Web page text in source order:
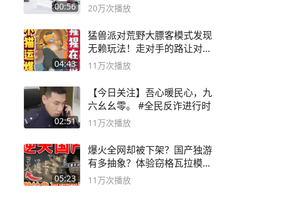
00:56 20万次播放
04:43
猛兽派对荒野大膘客模式发现
无赖玩法！走对手的路让对手
无路可走
11万次播放
02:51
【今日关注】吾心暖民心，九
六幺幺零。 #全民反诈进行时
11万次播放
05:23
爆火全网却被下架？国产独游
有多抽象？体验窃格瓦拉模拟
器！
11万次播放